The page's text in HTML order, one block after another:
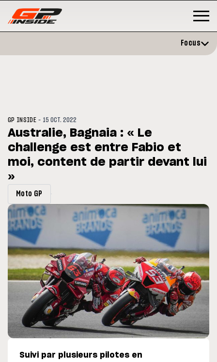
: Horaires et
du GP de Grande-
MOTO GP
Zarco évite l'opération et vise
retour en septembre
Focus
GP INSIDE - 15 OCT. 2022
Australie, Bagnaia : « Le
challenge est entre Fabio et
moi, content de partir devant lui
»
Moto GP
Suivi par plusieurs pilotes en